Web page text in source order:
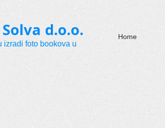
d.o.o.
izradi foto bookova u
Home